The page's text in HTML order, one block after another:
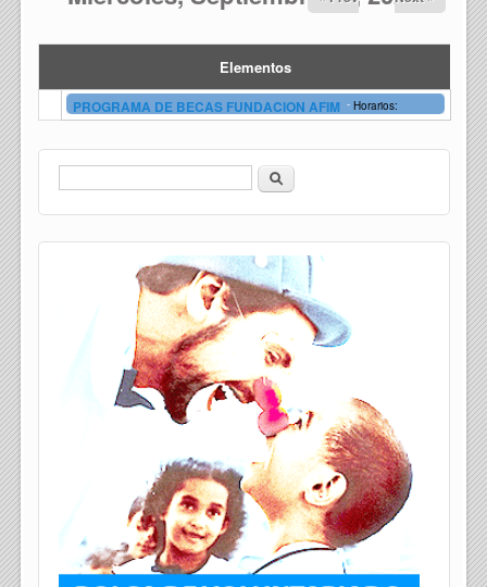
Elementos
PROGRAMA DE BECAS FUNDACION AFIM - Horarios:
Formulario de búsqueda
Buscar